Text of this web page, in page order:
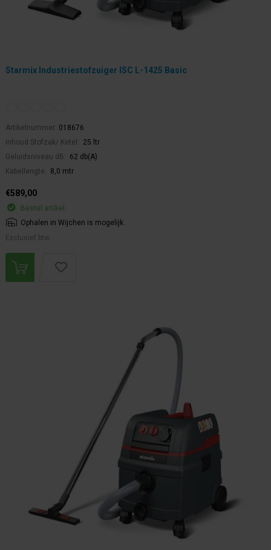
Starmix Industriestofzuiger ISC L-1425 Basic
Artikelnummer: 018676
Inhoud Stofzak/ Ketel:
25 ltr
Geluidsniveau dB:
62 db(A)
Kabellengte:
8,0 mtr
€589,00
Bestel artikel.
Ophalen in Wijchen is mogelijk.
Exclusief btw.